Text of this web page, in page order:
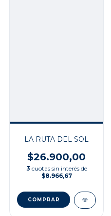
LA RUTA DEL SOL
$26.900,00
3 cuotas sin interés de
$8.966,67